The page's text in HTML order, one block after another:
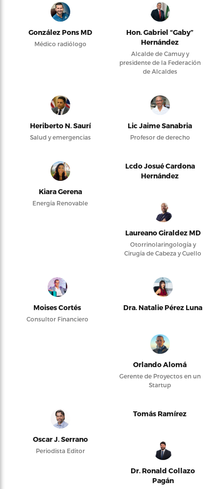
González Pons MD
Médico radiólogo
Hon. Gabriel “Gaby”
Hernández
Alcalde de Camuy y
presidente de la Federación
de Alcaldes
Heriberto N. Saurí
Salud y emergencias
Lic Jaime Sanabria
Profesor de derecho
Kiara Gerena
Energía Renovable
Lcdo Josué Cardona
Hernández
Laureano Giraldez MD
Otorrinolaringología y
Cirugía de Cabeza y Cuello
Moises Cortés
Consultor Financiero
Dra. Natalie Pérez Luna
Orlando Alomá
Gerente de Proyectos en un
Startup
Oscar J. Serrano
Periodista Editor
Tomás Ramírez
Dr. Ronald Collazo
Pagán